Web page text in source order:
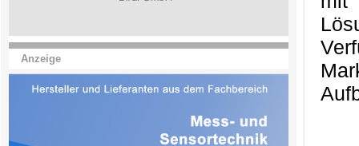
Anzeige